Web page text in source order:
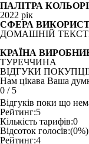
ПАЛІТРА
2022 рік
СФЕРА
ДОМАШНІЙ
КРАЇНА
ТУРЕЧЧИНА
ВІДГУКИ
Нам цікава Ваша
0 / 5
Відгуків поки що
Рейтинг:5
Кількість тарифів:0
Відсоток голосів:(0%)
Рейтинг:4